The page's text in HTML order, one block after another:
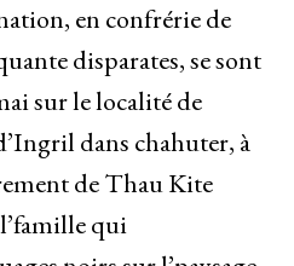
en confrérie de
disparates, se sont
sur le localité de
dans chahuter, à
de Thau Kite
qui